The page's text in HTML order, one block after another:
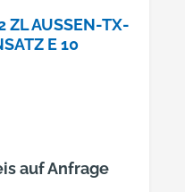
AUSSEN-TX-E
E 10
auf Anfrage